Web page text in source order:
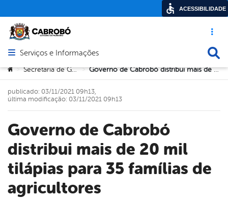
Acesso
Abrir menu principal de navegação
Serviços e Informações
Você está aqui:
> Secretaria de Governo > Governo de Cabrobó distribui mais de 20 mil tilápias para 35 famílias de agricultores
Governo de Cabrobó
distribui mais de 20 mil
tilápias para 35 famílias de
agricultores
publicado: 03/11/2021 09h13,
última modificação: 03/11/2021 09h13
ACESSIBILIDADE